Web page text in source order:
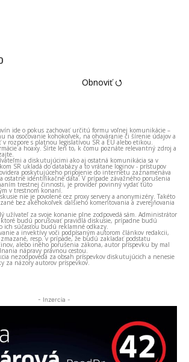
Obnoviť ⭯
ide o pokus zachovať určitú formu voľnej komunikácie –
na osočovanie kohokoľvek, na ohováranie či šírenie údajov a
rozpore s platnou legislatívou SR a EÚ alebo etikou.
a hoaxy. Šírte len to, k čomu poznáte relevantný zdroj a
a diskutujúcimi ako aj ostatná komunikácia sa v
SR ukladá do databázy a to vrátane loginov - prístupov
poskytujúceho pripojenie do internetu zaznamenáva
ostatné identifikačné dáta. V prípade závažného porušenia
trestnej činnosti, je provider povinný vydať túto
v trestnom konaní.
nie je povolené cez proxy servery a anonymizéry. Takéto
bez akéhokoľvek ďalšieho komentovania a zverejňovania
užívateľ za svoje konanie plne zodpovedá sám. Administrátor
budú porušovať pravidlá diskusie, prípadne budú
ich súčasťou budú reklamné odkazy.
a invektívy voči podpísaným autorom článkov redakcii,
resp. v prípade, že budú zakladať podstatu
alebo iného porušenia zákona, autor príspevku by mal
nápravy právnou cestou.
nezodpovedá za obsah príspevkov diskutujúcich a nenesie
za názory autorov príspevkov.
- Inzercia -